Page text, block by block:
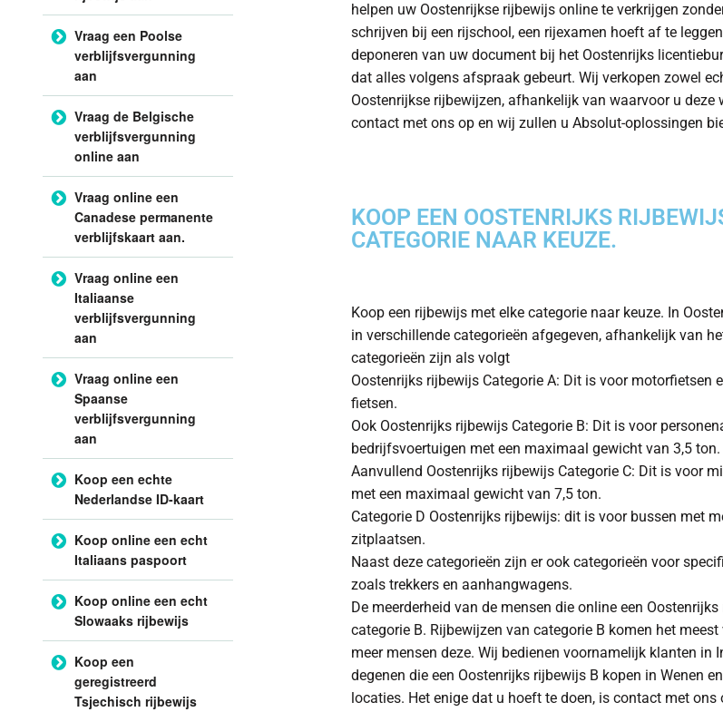
helpen uw Oostenrijkse rijbewijs online te verkrijgen
schrijven bij een rijschool, een rijexamen hoeft af te
deponeren van uw document bij het Oostenrijks
dat alles volgens afspraak gebeurt. Wij verkopen zowel
Oostenrijkse rijbewijzen, afhankelijk van waarvoor u deze
contact met ons op en wij zullen u Absolut-oplossingen
KOOP EEN OOSTENRIJKS
CATEGORIE NAAR KEUZE.
Koop een rijbewijs met elke categorie naar keuze. In
in verschillende categorieën afgegeven, afhankelijk van
categorieën zijn als volgt
Oostenrijks rijbewijs Categorie A: Dit is voor motorfietsen
fietsen.
Ook Oostenrijks rijbewijs Categorie B: Dit is voor
bedrijfsvoertuigen met een maximaal gewicht van 3,5 ton.
Aanvullend Oostenrijks rijbewijs Categorie C: Dit is voor
met een maximaal gewicht van 7,5 ton.
Categorie D Oostenrijks rijbewijs: dit is voor bussen met
zitplaatsen.
Naast deze categorieën zijn er ook categorieën voor
zoals trekkers en aanhangwagens.
De meerderheid van de mensen die online een
categorie B. Rijbewijzen van categorie B komen het
meer mensen deze. Wij bedienen voornamelijk klanten in
degenen die een Oostenrijks rijbewijs B kopen in Wenen
locaties. Het enige dat u hoeft te doen, is contact met ons
Vraag een Poolse
verblijfsvergunning
aan
Vraag de Belgische
verblijfsvergunning
online aan
Vraag online een
Canadese permanente
verblijfskaart aan.
Vraag online een
Italiaanse
verblijfsvergunning
aan
Vraag online een
Spaanse
verblijfsvergunning
aan
Koop een echte
Nederlandse ID-kaart
Koop online een echt
Italiaans paspoort
Koop online een echt
Slowaaks rijbewijs
Koop een
geregistreerd
Tsjechisch rijbewijs